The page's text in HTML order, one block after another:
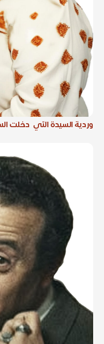
وردية السيدة التي دخلت